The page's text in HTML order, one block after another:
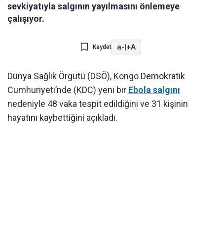
sevkiyatıyla salgının yayılmasını önlemeye
çalışıyor.
Kaydet a-|+A
Dünya Sağlık Örgütü (DSÖ), Kongo Demokratik
Cumhuriyeti’nde (KDC) yeni bir Ebola salgını
nedeniyle 48 vaka tespit edildiğini ve 31 kişinin
hayatını kaybettiğini açıkladı.